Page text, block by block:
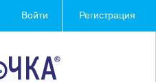
Войти Регистрация